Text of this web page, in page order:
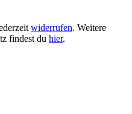
widerrufen. Weitere
findest du hier.